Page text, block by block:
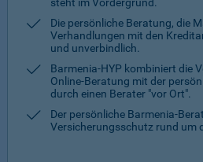
steht im Vordergrund.
Die persönliche Beratung, die
Verhandlungen mit den
und unverbindlich.
Barmenia-HYP kombiniert die
Online-Beratung mit der
durch einen Berater "vor Ort".
Der persönliche Barmenia-
Versicherungsschutz rund um